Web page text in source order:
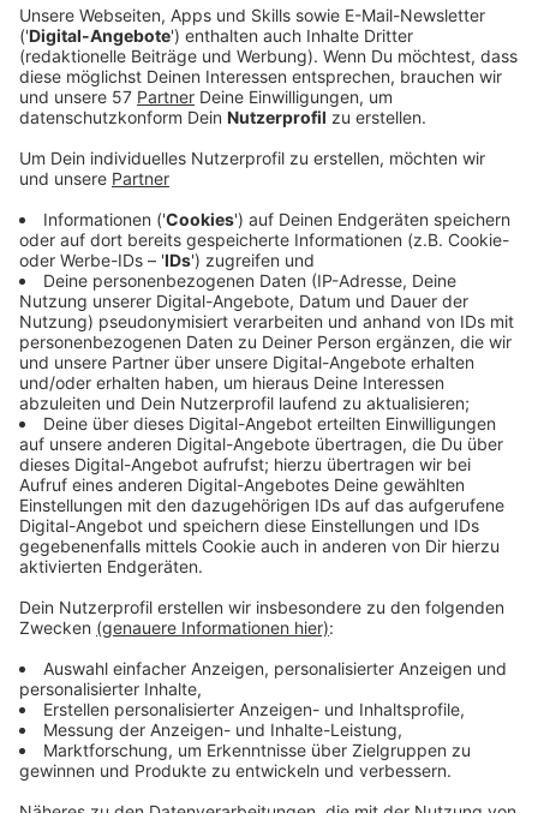
vielen Veranstaltungen unter Beweis gestellt -
beispielsweise beimAKVmit Größen wie Jupp Ebert,
Gitta Haller und Dirk von Pezold.
Seit zwei Jahren singt sie zusammen mit Sophie
Sassen in der Band „Titze Lejjenad“ ausschließlich in
Öcher Platt. Getanzt hat sie auch viele Jahre bei
Zeit dazu fehlt.
Mit ihrem Vater Ägid Lennartz hat sie schon im Alter
von acht Jahren gemeinsam auf der Bühne gestanden.
Klüngelei weist Ägid Lennartz aber weit von sich, das
Thouet Mundartpreis-Kuratorium habe sich mit großer
Mehrheit und einer Enthaltung für seine Tochter
entschieden - mit seiner Enthaltung.
Laura Lennartz ist in Aachen geboren, hat in Rott den
Kindergarten und in Roetgen die Grundschule besucht,
bevor sie dann in Aachen am Pius-Gymnasium ihr Abitur
gemacht hat. Bei DPB Aachen ist sie zur
Bei der Bekanntgabe des neuen Preisträgers in der
Sparkasse Aachen hat man sie traditionell reingelegt.
Sie dachte, sie würde bei einem Duett ihren Partner
mit dem Preis überraschen, dabei ist sie selbst die
neue Preisträgerin.
Die THOUET Mundartpreis-Verleihung findet am